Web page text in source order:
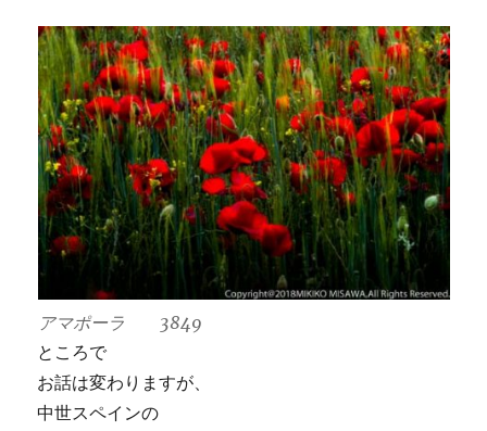
アマポーラ 3849
ところで
お話は変わりますが、
中世スペインの